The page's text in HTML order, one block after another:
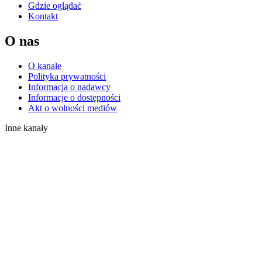
Gdzie oglądać
Kontakt
O nas
O kanale
Polityka prywatności
Informacja o nadawcy
Informacje o dostępności
Akt o wolności mediów
Inne kanały